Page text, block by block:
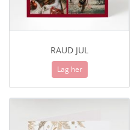
RAUD JUL
Lag her